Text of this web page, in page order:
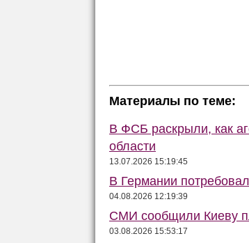
Материалы по теме:
В ФСБ раскрыли, как
области
13.07.2026 15:19:45
В Германии
04.08.2026 12:19:39
СМИ сообщили Киеву
03.08.2026 15:53:17